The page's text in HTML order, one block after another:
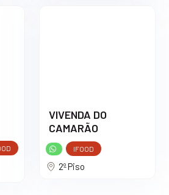
VIVENDA DO
CAMARÃO
IFOOD
2º Piso